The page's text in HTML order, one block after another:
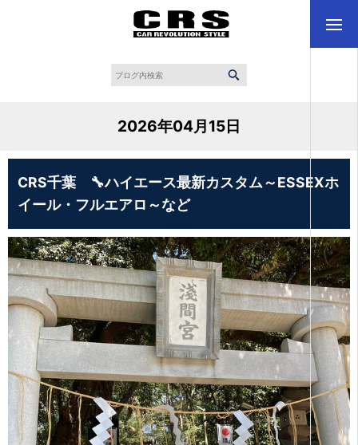
2026年04月15日
CRS千葉 🔧ハイエース最新カスタム～ESSEXホ
イール・フルエアロ～など